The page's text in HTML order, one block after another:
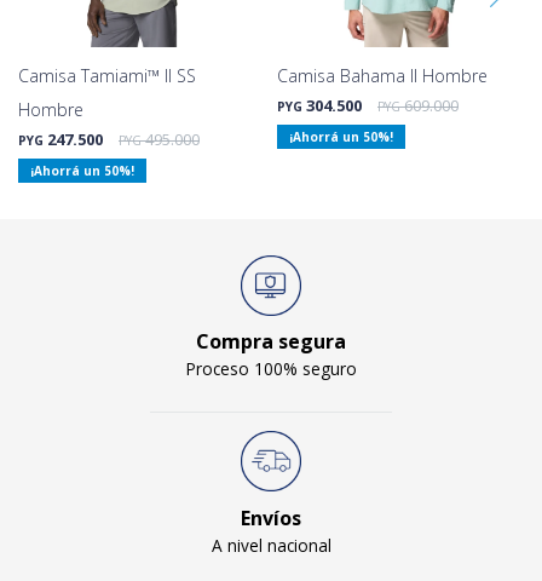
Camisa Tamiami™ II SS
Hombre
PYG 247.500 PYG 495.000
50
Camisa Bahama II Hombre
PYG 304.500 PYG 609.000
50
Compra segura
Proceso 100% seguro
Envíos
A nivel nacional